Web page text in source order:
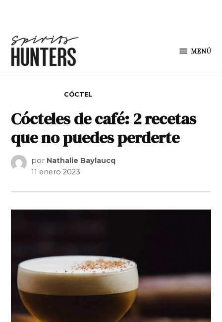
MENÚ
CÓCTEL
Cócteles de café: 2 recetas
que no puedes perderte
por Nathalie Baylaucq
11 enero 2023